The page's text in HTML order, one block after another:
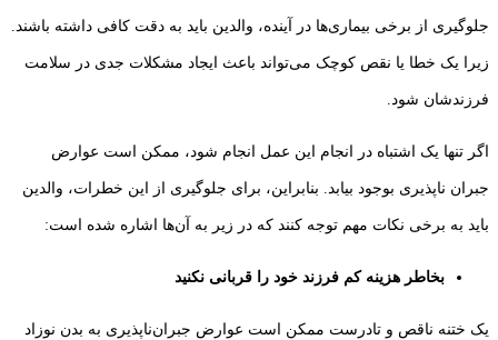
جلوگیری از برخی بیماری‌ها در آینده، والدین باید به دقت کافی داشته باشند.
زیرا یک خطا یا نقص کوچک می‌تواند باعث ایجاد مشکلات جدی در سلامت
فرزندشان شود.
اگر تنها یک اشتباه در انجام این عمل انجام شود، ممکن است عوارض
جبران ناپذیری بوجود بیابد. بنابراین، برای جلوگیری از این خطرات، والدین
باید به برخی نکات مهم توجه کنند که در زیر به آن‌ها اشاره شده است:
بخاطر هزینه کم فرزند خود را قربانی نکنید
یک ختنه ناقص و تادرست ممکن است عوارض جبران‌ناپذیری به بدن نوزاد